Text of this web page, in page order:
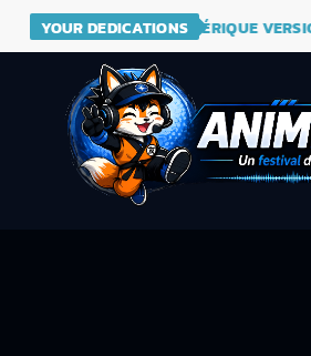
YOUR DEDICATIONS
BALL (GÉNÉRIQUE VERSION 1995)